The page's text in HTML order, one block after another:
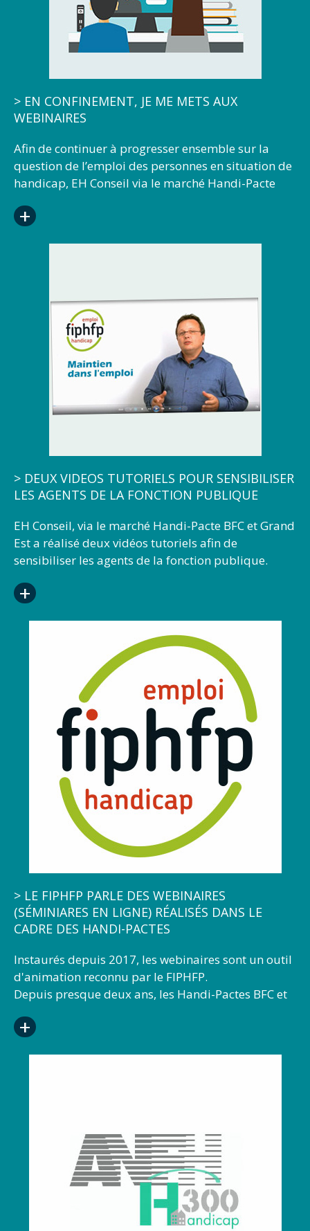
nouvelles sensibilisations en présentiel, vous
pouvez retrouver
notre offre de sensibilisation ici.
> EN CONFINEMENT, JE ME METS AUX
WEBINAIRES
Afin de continuer à progresser ensemble sur la
question de l’emploi des personnes en situation de
handicap, EH Conseil via le marché Handi-Pacte
Handicap psychique, apprentissage dans la
dans l'emploi. De nombreux webinaires sont à
retrouversur le site du Handi-Pacte.
+
> DEUX VIDEOS TUTORIELS POUR SENSIBILISER
LES AGENTS DE LA FONCTION PUBLIQUE
EH Conseil, via le marché Handi-Pacte BFC et Grand
Est a réalisé deux vidéos tutoriels afin de
sensibiliser les agents de la fonction publique.
Qualité de Travailleur Handicapé (RQTH), explique
notamment, bénéficier des interventions du FIPHFP
en la matière. La seconde vidéo explique comment
compenser une situation de handicap et revient sur
les différents aménagements qu’il est possible de
mettre en place (aménagements matériels,
techniques, organisationnels et les aides
visent à
faciliter l’action des employeurs en matière
d’accueil et de maintien dans l’emploi.
+
> LE FIPHFP PARLE DES WEBINAIRES
(SÉMINIARES EN LIGNE) RÉALISÉS DANS LE
CADRE DES HANDI-PACTES
Instaurés depuis 2017, les webinaires sont un outil
d'animation reconnu par le FIPHFP.
Depuis presque deux ans, les Handi-Pactes BFC et
d’information / animation à destination des
les différents acteurs. Combinés à des journées en
présentiel, tout au long de l’année, les webinaires
traitent, chaque mois, de thématiques différentes :
DOETH , reclassement, formation, insertion, santé
au travail… Ils s’adressent non seulement aux
référents Handicap, mais aussi, en fonction des
+